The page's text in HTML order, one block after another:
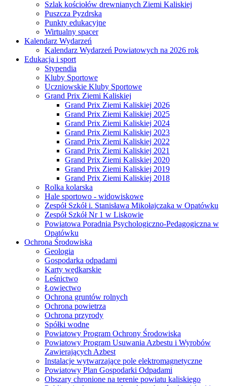
Szlak kościołów drewnianych Ziemi Kaliskiej
Puszcza Pyzdrska
Punkty edukacyjne
Wirtualny spacer
Kalendarz Wydarzeń
Kalendarz Wydarzeń Powiatowych na 2026 rok
Edukacja i sport
Stypendia
Kluby Sportowe
Uczniowskie Kluby Sportowe
Grand Prix Ziemi Kaliskiej
Grand Prix Ziemi Kaliskiej 2026
Grand Prix Ziemi Kaliskiej 2025
Grand Prix Ziemi Kaliskiej 2024
Grand Prix Ziemi Kaliskiej 2023
Grand Prix Ziemi Kaliskiej 2022
Grand Prix Ziemi Kaliskiej 2021
Grand Prix Ziemi Kaliskiej 2020
Grand Prix Ziemi Kaliskiej 2019
Grand Prix Ziemi Kaliskiej 2018
Rolka kolarska
Hale sportowo - widowiskowe
Zespół Szkół i. Stanisława Mikołajczaka w Opatówku
Zespół Szkół Nr 1 w Liskowie
Powiatowa Poradnia Psychologiczno-Pedagogiczna w
Opatówku
Ochrona Środowiska
Geologia
Gospodarka odpadami
Karty wędkarskie
Leśnictwo
Łowiectwo
Ochrona gruntów rolnych
Ochrona powietrza
Ochrona przyrody
Spółki wodne
Powiatowy Program Ochrony Środowiska
Powiatowy Program Usuwania Azbestu i Wyrobów
Zawierających Azbest
Instalacje wytwarzające pole elektromagnetyczne
Powiatowy Plan Gospodarki Odpadami
Obszary chronione na terenie powiatu kaliskiego